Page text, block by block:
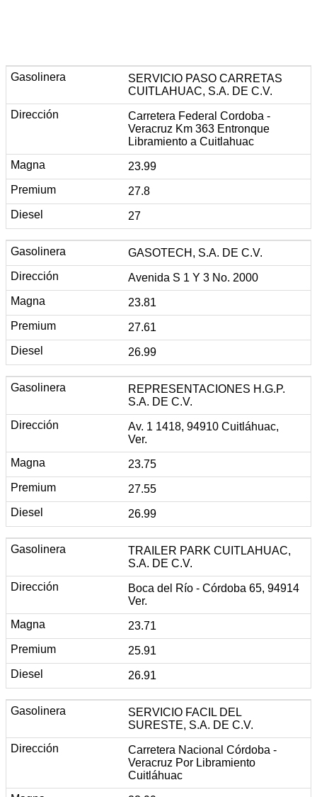
SERVICIO PASO CARRETAS
CUITLAHUAC, S.A. DE C.V.
Carretera Federal Cordoba -
Veracruz Km 363 Entronque
Libramiento a Cuitlahuac
23.99
27.8
27
GASOTECH, S.A. DE C.V.
Avenida S 1 Y 3 No. 2000
23.81
27.61
26.99
REPRESENTACIONES H.G.P.
S.A. DE C.V.
Av. 1 1418, 94910 Cuitláhuac,
Ver.
23.75
27.55
26.99
TRAILER PARK CUITLAHUAC,
S.A. DE C.V.
Boca del Río - Córdoba 65, 94914
Ver.
23.71
25.91
26.91
SERVICIO FACIL DEL
SURESTE, S.A. DE C.V.
Carretera Nacional Córdoba -
Veracruz Por Libramiento
Cuitláhuac